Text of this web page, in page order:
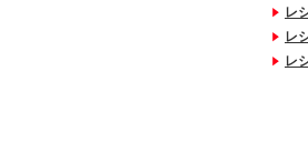
レ
レ
レ